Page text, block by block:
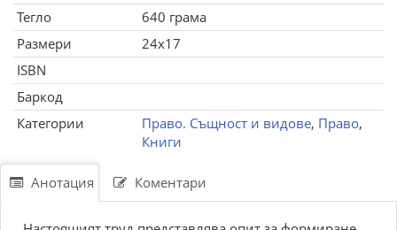
Тегло
640 грама
Размери
24x17
ISBN
Баркод
Категории
Право. Същност и видове, Право,
Книги
Анотация Коментари